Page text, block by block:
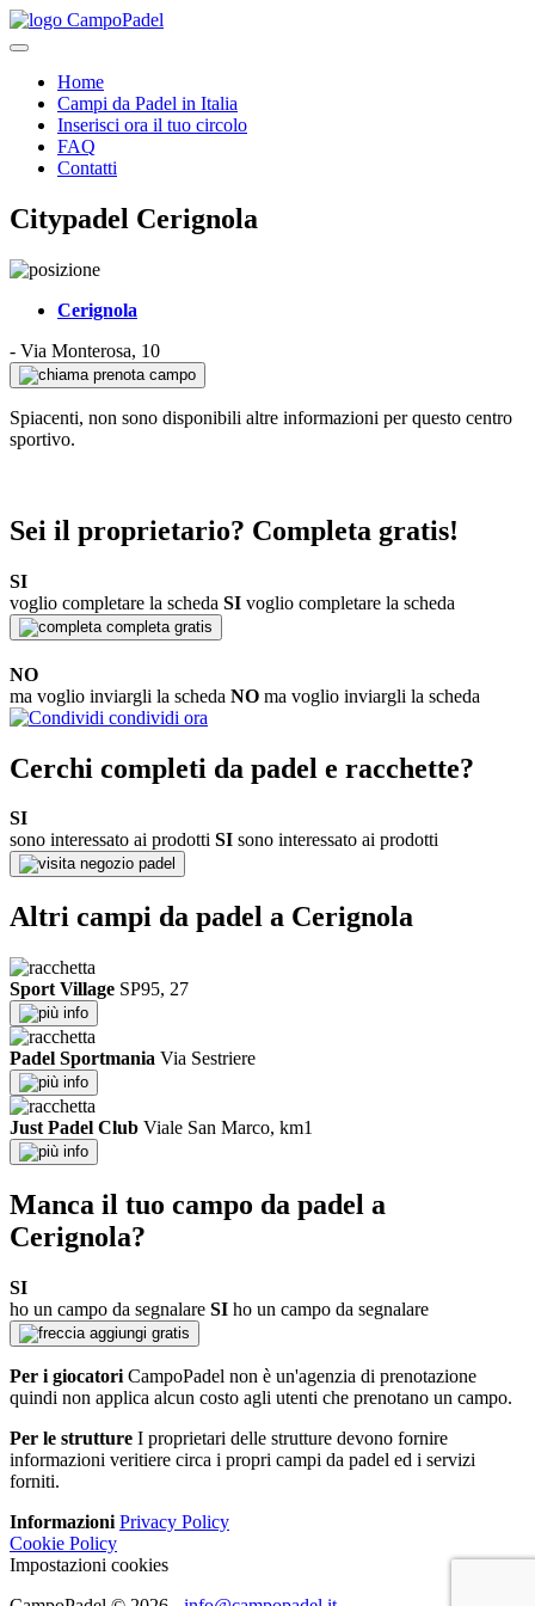
Home
Campi da Padel in Italia
Inserisci ora il tuo circolo
FAQ
Contatti
Citypadel Cerignola
Cerignola
- Via Monterosa, 10
prenota campo
Spiacenti, non sono disponibili altre informazioni per questo centro
sportivo.
Sei il proprietario? Completa gratis!
SI
voglio completare la scheda SI voglio completare la scheda
completa gratis
NO
ma voglio inviargli la scheda NO ma voglio inviargli la scheda
condividi ora
Cerchi completi da padel e racchette?
SI
sono interessato ai prodotti SI sono interessato ai prodotti
negozio padel
Altri campi da padel a Cerignola
Sport Village SP95, 27
info
Padel Sportmania Via Sestriere
info
Just Padel Club Viale San Marco, km1
info
Manca il tuo campo da padel a
Cerignola?
SI
ho un campo da segnalare SI ho un campo da segnalare
aggiungi gratis
Per i giocatori CampoPadel non è un'agenzia di prenotazione
quindi non applica alcun costo agli utenti che prenotano un campo.
Per le strutture I proprietari delle strutture devono fornire
informazioni veritiere circa i propri campi da padel ed i servizi
forniti.
Informazioni Privacy Policy
Cookie Policy
Impostazioni cookies